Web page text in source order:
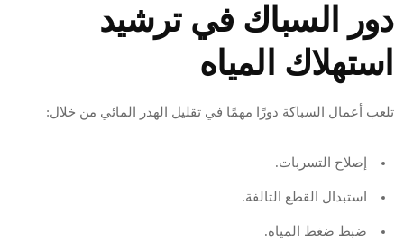
دور السباك في ترشيد
استهلاك المياه
تلعب أعمال السباكة دورًا مهمًا في تقليل الهدر المائي من خلال:
إصلاح التسربات.
استبدال القطع التالفة.
ضبط ضغط المياه.